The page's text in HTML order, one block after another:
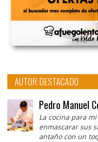
AUTOR DESTACADO
Pedro Manuel
La cocina para
enmascarar sus
antaño con un